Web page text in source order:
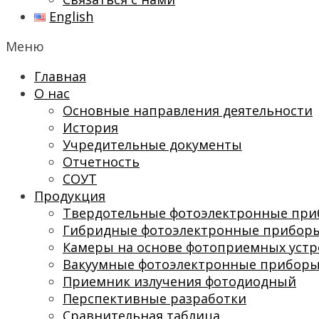
English
Меню
Главная
О нас
Основные направления деятельности
История
Учредительные документы
Отчетность
СОУТ
Продукция
Твердотельные фотоэлектронные
Гибридные фотоэлектронные
Камеры на основе фотоприемных
Вакуумные фотоэлектронные приборы
Приемник излучения фотодиодный
Перспективные разработки
Сравнительная таблица